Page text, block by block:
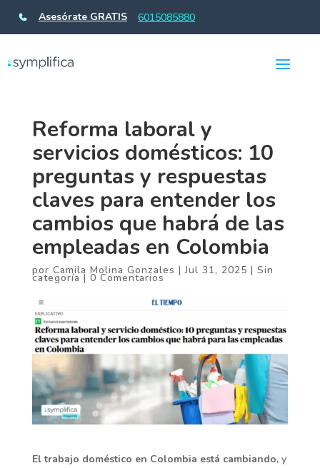
Reforma laboral y
servicios domésticos: 10
preguntas y respuestas
claves para entender los
cambios que habrá de las
empleadas en Colombia
por Camila Molina Gonzales |Jul 31, 2025 | Sin
categoría| 0 Comentarios
El trabajo doméstico en Colombia está cambiando, y
Asesórate GRATIS 6015085880